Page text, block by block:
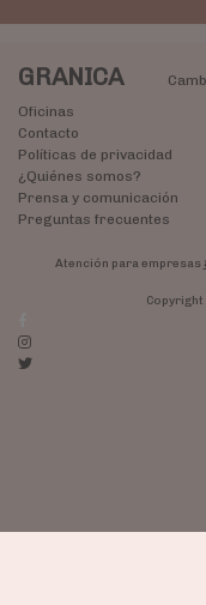
GRANICA
Oficinas
Contacto
Políticas de privacidad
¿Quiénes somos?
Prensa y comunicación
Preguntas frecuentes
Atención para empresas
Copyright